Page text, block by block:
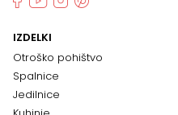
IZDELKI
Otroško pohištvo
Spalnice
Jedilnice